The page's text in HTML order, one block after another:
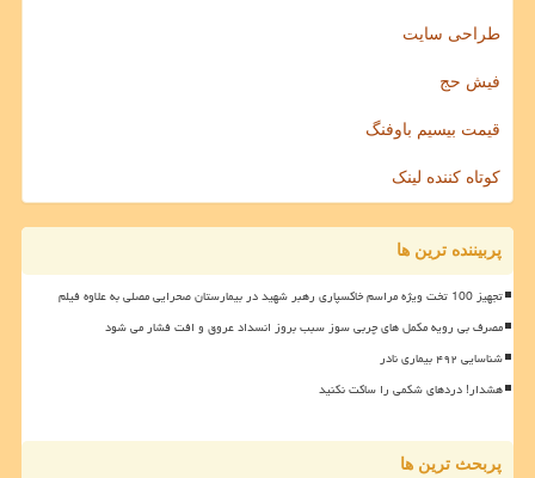
طراحی سایت
فیش حج
قیمت بیسیم باوفنگ
کوتاه کننده لینک
پربیننده ترین ها
تجهیز 100 تخت ویژه مراسم خاکسپاری رهبر شهید در بیمارستان صحرایی مصلی به علاوه فیلم
مصرف بی رویه مکمل های چربی سوز سبب بروز انسداد عروق و افت فشار می شود
شناسایی ۴۹۲ بیماری نادر
هشدار! دردهای شکمی را ساکت نکنید
پربحث ترین ها